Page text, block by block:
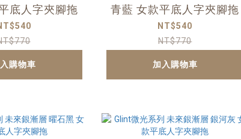
底人字夾腳拖
購物車
青藍 女款平底人字夾腳拖
NT$540
NT$770
加入購物車